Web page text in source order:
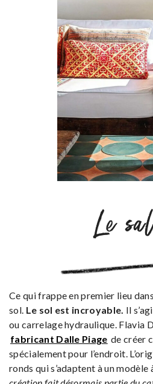
Le
Ce qui frappe en premier lieu
sol. Le sol est incroyable. Il
ou carrelage hydraulique. Flavia
fabricant Dalle Piage de créer
spécialement pour l’endroit.
ronds qui s’adaptent à un